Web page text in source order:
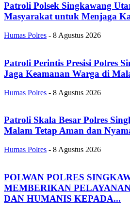
Patroli Polsek Singkawang
Masyarakat untuk Menjaga
Humas Polres - 8 Agustus 2026
Patroli Perintis Presisi Polres
Jaga Keamanan Warga di
Humas Polres - 8 Agustus 2026
Patroli Skala Besar Polres
Malam Tetap Aman dan
Humas Polres - 8 Agustus 2026
POLWAN POLRES
MEMBERIKAN
DAN HUMANIS KEPADA...